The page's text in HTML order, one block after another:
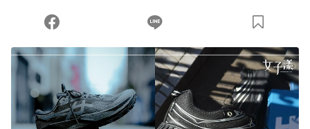
您當前剩餘 U 利點數：0點；前往 購買點數